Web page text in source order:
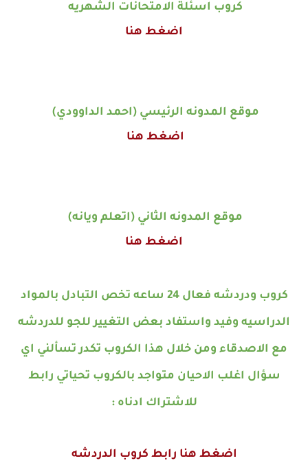
كروب اسئلة الامتحانات الشهريه
اضغط هنا
موقع المدونه الرئيسي (احمد الداوودي)
اضغط هنا
موقع المدونه الثاني (اتعلم ويانه)
اضغط هنا
كروب ودردشه فعال 24 ساعه تخص التبادل بالمواد
الدراسيه وفيد واستفاد بعض التغيير للجو للدردشه
مع الاصدقاء ومن خلال هذا الكروب تكدر تسألني اي
سؤال اغلب الاحيان متواجد بالكروب تحياتي رابط
للاشتراك ادناه:
اضغط هنا رابط كروب الدردشه